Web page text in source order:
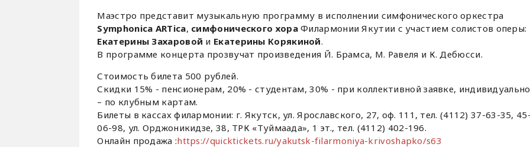
Маэстро представит музыкальную программу в исполнении симфонического оркестра
Symphonica ARTica, симфонического хораФилармонии Якутии с участием солистов оперы:
Екатерины Захаровой и Екатерины Корякиной.
В программе концерта прозвучат произведения Й. Брамса, М. Равеля и К. Дебюсси.
Стоимость билета 500 рублей.
Скидки 15% - пенсионерам, 20% - студентам, 30% - при коллективной заявке, индивидуально
– по клубным картам.
Билеты в кассах филармонии: г. Якутск, ул. Ярославского, 27, оф. 111, тел. (4112) 37-63-35,
06-98, ул. Орджоникидзе, 38, ТРК «Туймаада», 1 эт., тел. (4112) 402-196.
Онлайн продажа :https://quicktickets.ru/yakutsk-filarmoniya-krivoshapko/s63